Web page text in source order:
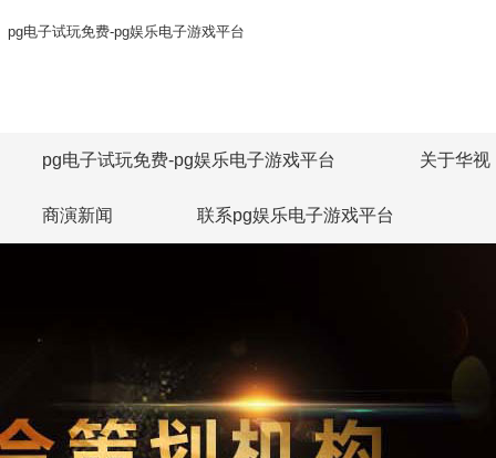
pg电子试玩免费-pg娱乐电子游戏平台
pg电子试玩免费-pg娱乐电子游戏平台 关于华视
商演新闻 联系pg娱乐电子游戏平台